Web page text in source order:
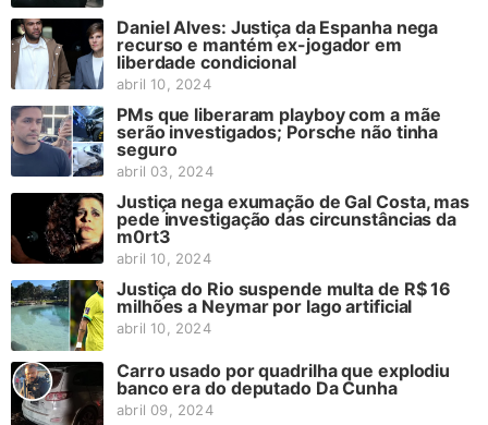
Daniel Alves: Justiça da Espanha nega
recurso e mantém ex-jogador em
liberdade condicional
abril 10, 2024
PMs que liberaram playboy com a mãe
serão investigados; Porsche não tinha
seguro
abril 03, 2024
Justiça nega exumação de Gal Costa, mas
pede investigação das circunstâncias da
m0rt3
abril 10, 2024
Justiça do Rio suspende multa de R$ 16
milhões a Neymar por lago artificial
abril 10, 2024
Carro usado por quadrilha que explodiu
banco era do deputado Da Cunha
abril 09, 2024